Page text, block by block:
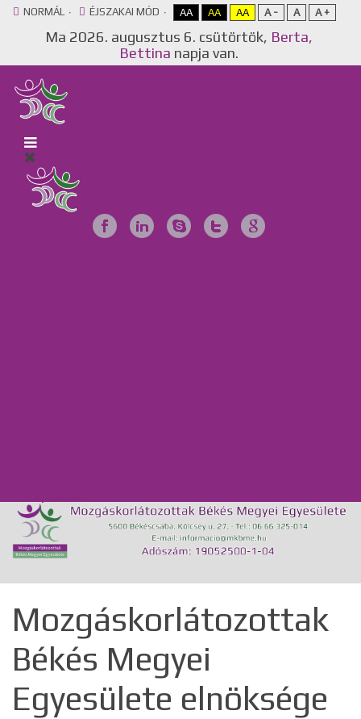
NORMÁL ÉJSZAKAI MÓD AA AA AA A - A A +
Ma 2026. augusztus 6. csütörtök, Berta,
Bettina napja van.
Mozgáskorlátozottak
Békés Megyei
Egyesülete elnöksége